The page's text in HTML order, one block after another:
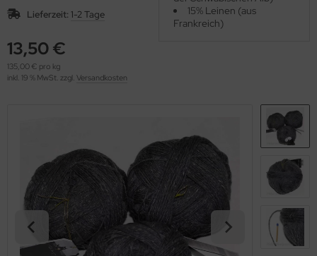
Lieferzeit: 1-2 Tage
13,50 €
135,00 € pro kg
inkl. 19 % MwSt. zzgl. Versandkosten
15% Leinen (aus
Frankreich)
(276)